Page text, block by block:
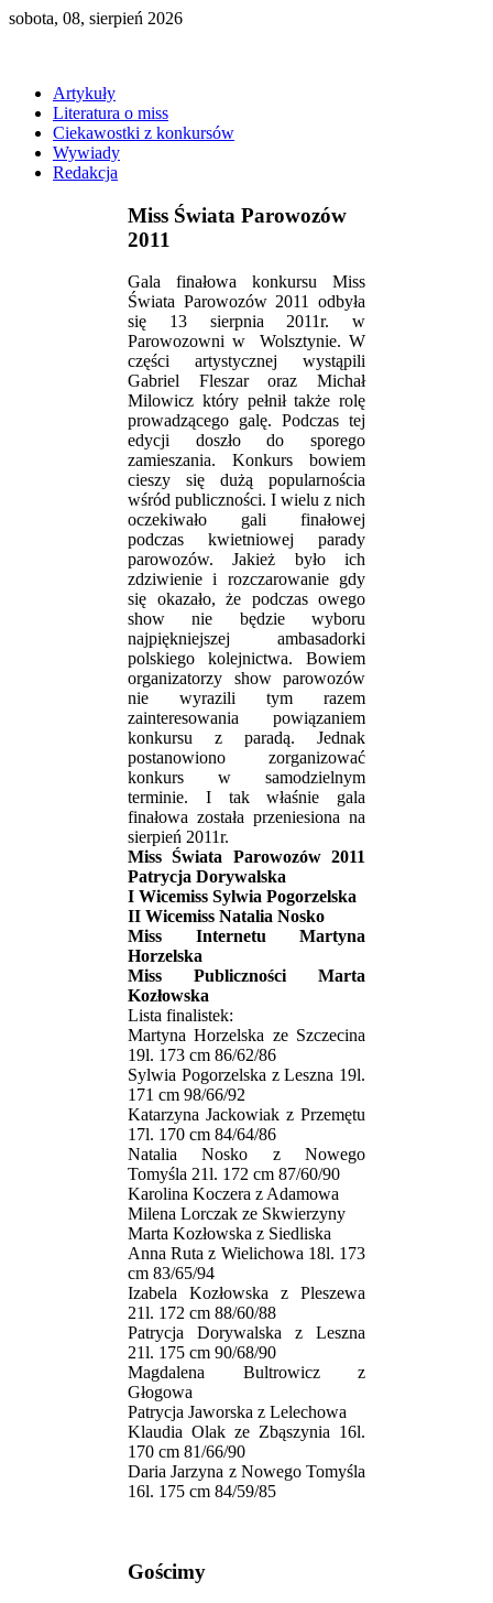
sobota, 08, sierpień 2026
Artykuły
Literatura o miss
Ciekawostki z konkursów
Wywiady
Redakcja
Miss Świata Parowozów
2011
Gala finałowa konkursu Miss
Świata Parowozów 2011 odbyła
się 13 sierpnia 2011r. w
Parowozowni w Wolsztynie. W
części artystycznej wystąpili
Gabriel Fleszar oraz Michał
Milowicz który pełnił także rolę
prowadzącego galę. Podczas tej
edycji doszło do sporego
zamieszania. Konkurs bowiem
cieszy się dużą popularnościa
wśród publiczności. I wielu z nich
oczekiwało gali finałowej
podczas kwietniowej parady
parowozów. Jakież było ich
zdziwienie i rozczarowanie gdy
się okazało, że podczas owego
show nie będzie wyboru
najpiękniejszej ambasadorki
polskiego kolejnictwa. Bowiem
organizatorzy show parowozów
nie wyrazili tym razem
zainteresowania powiązaniem
konkursu z paradą. Jednak
postanowiono zorganizować
konkurs w samodzielnym
terminie. I tak właśnie gala
finałowa została przeniesiona na
sierpień 2011r.
Miss Świata Parowozów 2011
Patrycja Dorywalska
I Wicemiss Sylwia Pogorzelska
II Wicemiss Natalia Nosko
Miss Internetu Martyna
Horzelska
Miss Publiczności Marta
Kozłowska
Lista finalistek:
Martyna Horzelska ze Szczecina
19l. 173 cm 86/62/86
Sylwia Pogorzelska z Leszna 19l.
171 cm 98/66/92
Katarzyna Jackowiak z Przemętu
17l. 170 cm 84/64/86
Natalia Nosko z Nowego
Tomyśla 21l. 172 cm 87/60/90
Karolina Koczera z Adamowa
Milena Lorczak ze Skwierzyny
Marta Kozłowska z Siedliska
Anna Ruta z Wielichowa 18l. 173
cm 83/65/94
Izabela Kozłowska z Pleszewa
21l. 172 cm 88/60/88
Patrycja Dorywalska z Leszna
21l. 175 cm 90/68/90
Magdalena Bultrowicz z
Głogowa
Patrycja Jaworska z Lelechowa
Klaudia Olak ze Zbąszynia 16l.
170 cm 81/66/90
Daria Jarzyna z Nowego Tomyśla
16l. 175 cm 84/59/85
Gościmy